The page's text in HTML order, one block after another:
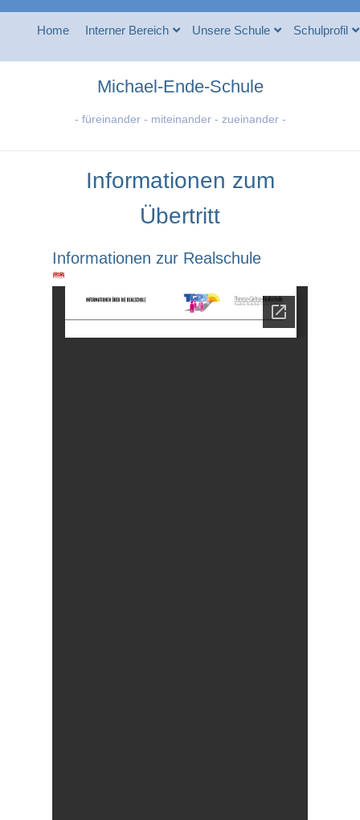
Home Interner Bereich Unsere Schule Schulprofil
Michael-Ende-Schule
- füreinander - miteinander - zueinander -
Informationen zum
Übertritt
Informationen zur Realschule